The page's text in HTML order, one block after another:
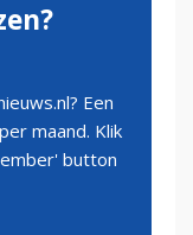
Een
maand. Klik
button